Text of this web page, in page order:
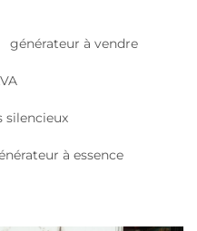
générateur à vendre
silencieux
à essence